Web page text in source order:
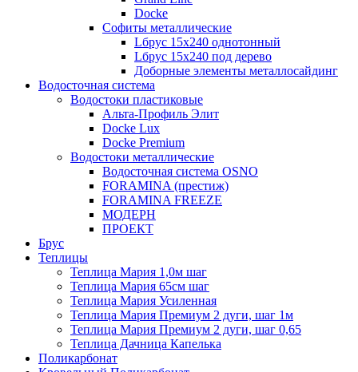
Docke
Софиты металлические
Lбрус 15x240 однотонный
Lбрус 15x240 под дерево
Доборные элементы металлосайдинг
Водосточная система
Водостоки пластиковые
Альта-Профиль Элит
Docke Lux
Docke Premium
Водостоки металлические
Водосточная система OSNO
FORAMINA (престиж)
FORAMINA FREEZE
МОДЕРН
ПРОЕКТ
Брус
Теплицы
Теплица Мария 1,0м шаг
Теплица Мария 65см шаг
Теплица Мария Усиленная
Теплица Мария Премиум 2 дуги, шаг 1м
Теплица Мария Премиум 2 дуги, шаг 0,65
Теплица Дачница Капелька
Поликарбонат